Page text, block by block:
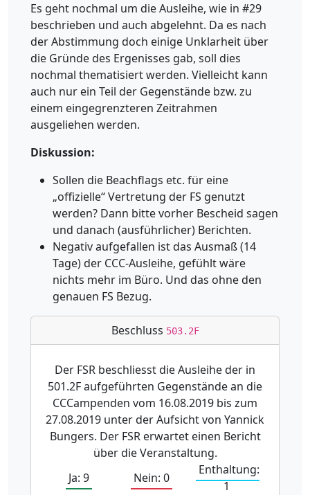
Es geht nochmal um die Ausleihe, wie in #29
beschrieben und auch abgelehnt. Da es nach
der Abstimmung doch einige Unklarheit über
die Gründe des Ergenisses gab, soll dies
nochmal thematisiert werden. Vielleicht kann
auch nur ein Teil der Gegenstände bzw. zu
einem eingegrenzteren Zeitrahmen
ausgeliehen werden.
Diskussion:
Sollen die Beachflags etc. für eine
„offizielle“ Vertretung der FS genutzt
werden? Dann bitte vorher Bescheid sagen
und danach (ausführlicher) Berichten.
Negativ aufgefallen ist das Ausmaß (14
Tage) der CCC-Ausleihe, gefühlt wäre
nichts mehr im Büro. Und das ohne den
genauen FS Bezug.
Beschluss 503.2F
Der FSR beschliesst die Ausleihe der in
501.2F aufgeführten Gegenstände an die
CCCampenden vom 16.08.2019 bis zum
27.08.2019 unter der Aufsicht von Yannick
Bungers. Der FSR erwartet einen Bericht
über die Veranstaltung.
Ja: 9
Nein: 0
Enthaltung:
1